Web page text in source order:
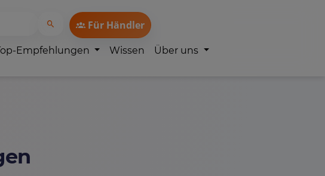
Für Händler
Empfehlungen Wissen Über uns